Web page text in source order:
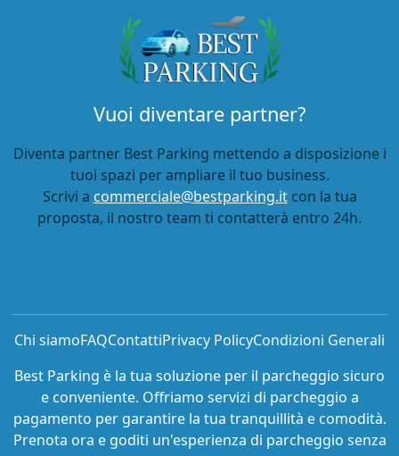
Vuoi diventare partner?
Diventa partner Best Parking mettendo a disposizione i
tuoi spazi per ampliare il tuo business.
Scrivi a commerciale@bestparking.itcon la tua
proposta, il nostro team ti contatterà entro 24h.
Chi siamoFAQContattiPrivacy PolicyCondizioni Generali
Best Parking è la tua soluzione per il parcheggio sicuro
e conveniente. Offriamo servizi di parcheggio a
pagamento per garantire la tua tranquillità e comodità.
Prenota ora e goditi un'esperienza di parcheggio senza